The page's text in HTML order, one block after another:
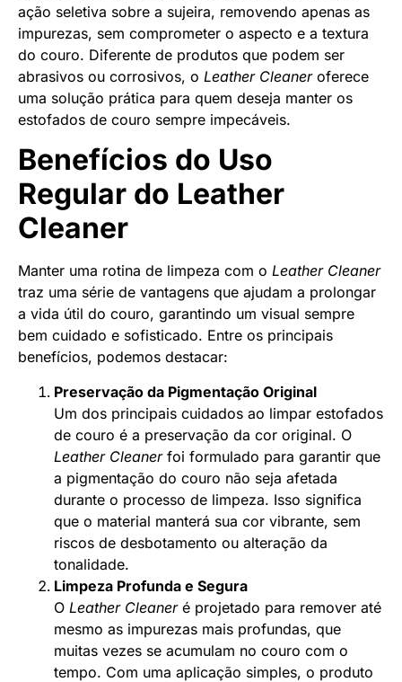
ação seletiva sobre a sujeira, removendo apenas as
impurezas, sem comprometer o aspecto e a textura
do couro. Diferente de produtos que podem ser
abrasivos ou corrosivos, o Leather Cleaneroferece
uma solução prática para quem deseja manter os
estofados de couro sempre impecáveis.
Benefícios do Uso
Regular do Leather
Cleaner
Manter uma rotina de limpeza com o Leather Cleaner
traz uma série de vantagens que ajudam a prolongar
a vida útil do couro, garantindo um visual sempre
bem cuidado e sofisticado. Entre os principais
benefícios, podemos destacar:
Preservação da Pigmentação Original
Um dos principais cuidados ao limpar estofados
de couro é a preservação da cor original. O
Leather Cleanerfoi formulado para garantir que
a pigmentação do couro não seja afetada
durante o processo de limpeza. Isso significa
que o material manterá sua cor vibrante, sem
riscos de desbotamento ou alteração da
tonalidade.
Limpeza Profunda e Segura
O Leather Cleaneré projetado para remover até
mesmo as impurezas mais profundas, que
muitas vezes se acumulam no couro com o
tempo. Com uma aplicação simples, o produto